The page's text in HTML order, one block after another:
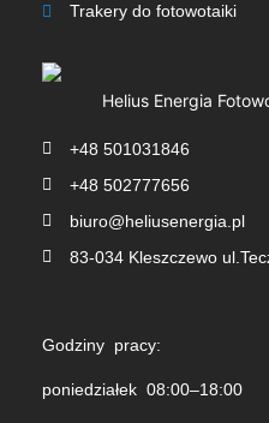
Trakery do fotowotaiki​
Helius Energia
+48 501031846
+48 502777656
biuro@heliusenergia.pl
83-034 Kleszczewo
Godziny pracy:
poniedziałek 08:00–18:00